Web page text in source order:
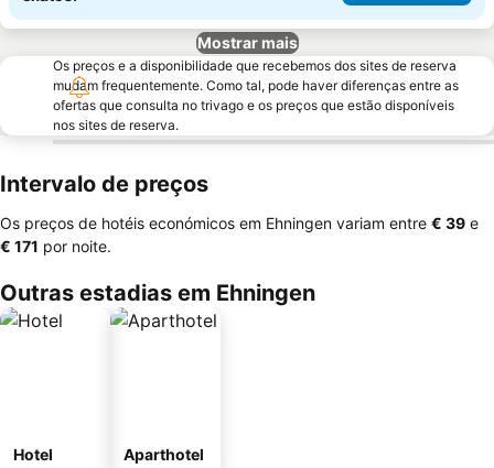
Mostrar mais
Os preços e a disponibilidade que recebemos dos sites de reserva
mudam frequentemente. Como tal, pode haver diferenças entre as
ofertas que consulta no trivago e os preços que estão disponíveis
nos sites de reserva.
Intervalo de preços
Os preços de hotéis económicos em Ehningen variam entre ‎€ 39 e
‎€ 171 por noite.
Outras estadias em Ehningen
Hotel Aparthotel